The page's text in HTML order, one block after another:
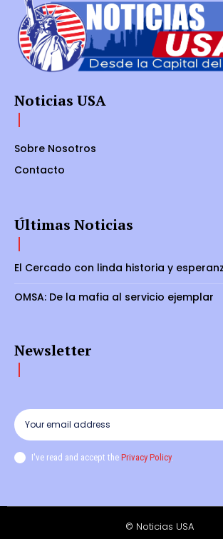
Noticias USA
Sobre Nosotros
Contacto
Últimas Noticias
El Cercado con linda historia y
OMSA: De la mafia al servicio ejemplar
Newsletter
I've read and accept the Privacy Policy.
© Noticias USA